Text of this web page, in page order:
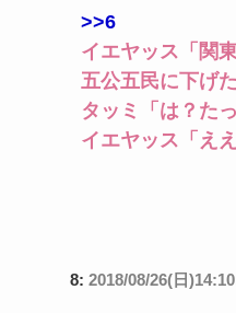
>>6
イエヤッス「関
五公五民に下げた
タッミ「は？た
イエヤッス「え
8: 2018/08/26(日